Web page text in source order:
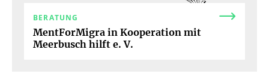
BERATUNG
MentForMigra in Kooperation mit
Meerbusch hilft e. V.